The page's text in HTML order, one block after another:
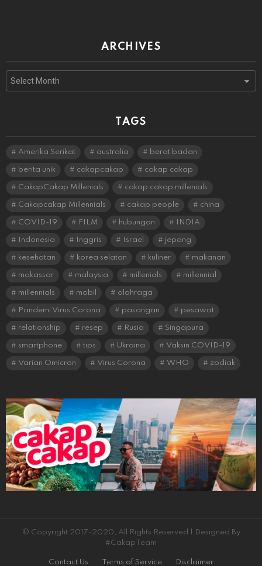
ARCHIVES
TAGS
Amerika Serikat australia berat badan
berita unik cakapcakap cakap cakap
CakapCakap Millenials cakap cakap millenials
Cakapcakap Millennials cakap people china
COVID-19 FILM hubungan INDIA
Indonesia Inggris Israel jepang
kesehatan korea selatan kuliner makanan
makassar malaysia millenials millennial
millennials mobil olahraga
Pandemi Virus Corona pasangan pesawat
relationship resep Rusia Singapura
smartphone tips Ukraina Vaksin COVID-19
Varian Omicron Virus Corona WHO zodiak
© Copyright 2017-2020, All Rights Reserved | Designed By
#CakapTeam
Contact Us Terms of Service Disclaimer